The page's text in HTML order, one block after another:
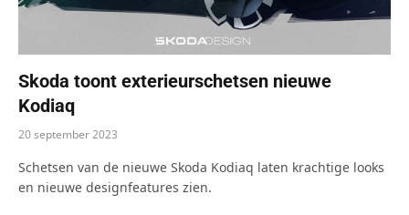
Skoda toont exterieurschetsen nieuwe
Kodiaq
20 september 2023
Schetsen van de nieuwe Skoda Kodiaq laten krachtige looks
en nieuwe designfeatures zien.